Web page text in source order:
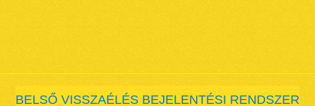
BELSŐ VISSZAÉLÉS BEJELENTÉSI RENDSZER